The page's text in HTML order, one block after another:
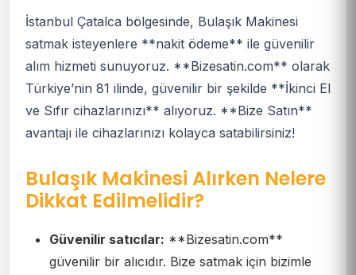
İstanbul Çatalca bölgesinde, Bulaşık Makinesi
satmak isteyenlere **nakit ödeme** ile güvenilir
alım hizmeti sunuyoruz. **Bizesatin.com** olarak
Türkiye’nin 81 ilinde, güvenilir bir şekilde **İkinci El
ve Sıfır cihazlarınızı** alıyoruz. **Bize Satın**
avantajı ile cihazlarınızı kolayca satabilirsiniz!
Bulaşık Makinesi Alırken Nelere
Dikkat Edilmelidir?
Güvenilir satıcılar: **Bizesatin.com**
güvenilir bir alıcıdır. Bize satmak için bizimle